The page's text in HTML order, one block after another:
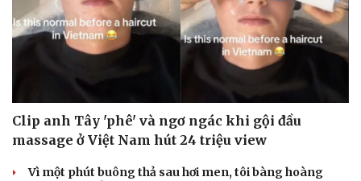
Doanh nghiệp
Doanh nghiệp 24h
Doanh nhân
Vì cộng đồng
Tin Công nghệ
Trải nghiệm
Chuyển đổi số
Clip anh Tây 'phê' và ngơ ngác khi gội đầu
massage ở Việt Nam hút 24 triệu view
Vì một phút buông thả sau hơi men, tôi bàng hoàng